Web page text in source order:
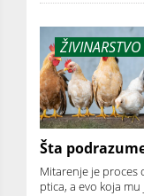
ŽIVINARSTVO
Šta
Mitarenje je proces
ptica, a evo koja